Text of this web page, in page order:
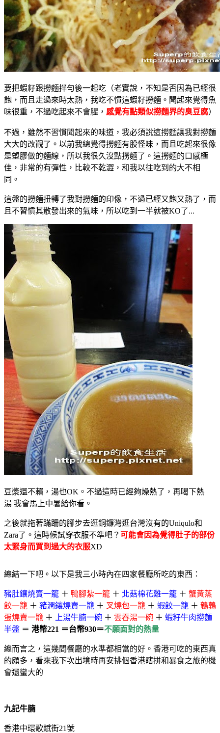
要把蝦籽跟撈麵拌勻後一起吃（老實說，不知是否因為已經很
飽，而且走過來時太熱，我吃不慣這蝦籽撈麵。聞起來覺得魚
味很重，不過吃起來不會腥， 感覺有點類似撈麵界的臭豆腐）
不過，雖然不習慣聞起來的味道，我必須說這撈麵讓我對撈麵
大大的改觀了。以前我總覺得撈麵有股怪味，而且吃起來很像
是塑膠做的麵線，所以我很久沒點撈麵了。這撈麵的口感極
佳，非常的有彈性，比較不乾澀，和我以往吃到的大不相
同。
這盤的撈麵扭轉了我對撈麵的印像，不過已經又飽又熱了，而
且不習慣其散發出來的氣味，所以吃到一半就被KO了...
豆漿還不賴，湯也OK。不過這時已經夠燥熱了，再喝下熱
湯 我會馬上中暑給你看。
之後就拖著蹣跚的腳步去逛銅鑼灣逛台灣沒有的Uniqulo和
Zara了。這時候試穿衣服不準吧？ 可能會因為覺得肚子的部份
太緊身而買到過大的衣服XD
總結一下吧。以下是我三小時內在四家餐廳所吃的東西：
豬肚鑲燒賣一籠 ＋ 鴨腳紮一籠 ＋ 北菇棉花雞一籠 ＋ 蟹黃蒸
餃一籠 ＋ 豬潤鑲燒賣一籠 ＋ 叉燒包一籠 ＋ 蝦餃一籠 ＋ 鵪鶉
蛋燒賣一籠 ＋ 上湯牛腩一碗 ＋ 雲吞湯一碗 ＋ 蝦籽牛肉撈麵
半盤 ＝ 港幣221 ＝台幣930＝不願面對的熱量
總而言之，這幾間餐廳的水準都相當的好。香港可吃的東西真
的頗多，看來我下次出境時再安排個香港瞎拼和暴食之旅的機
會還蠻大的
九記牛腩
香港中環歌賦街21號